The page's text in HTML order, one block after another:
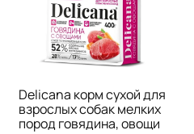
Delicana корм сухой для
взрослых собак мелких
пород говядина, овощи